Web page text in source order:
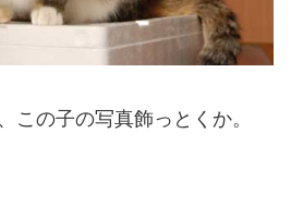
この子の写真飾っとくか。